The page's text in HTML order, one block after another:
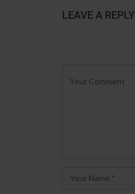
LEAVE A REPLY